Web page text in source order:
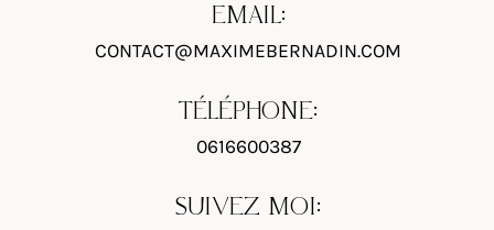
EMAIL:
CONTACT@MAXIMEBERNADIN.COM
TÉLÉPHONE:
0616600387
SUIVEZ MOI: